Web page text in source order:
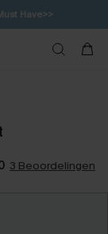
Have>>
3 Beoordelingen